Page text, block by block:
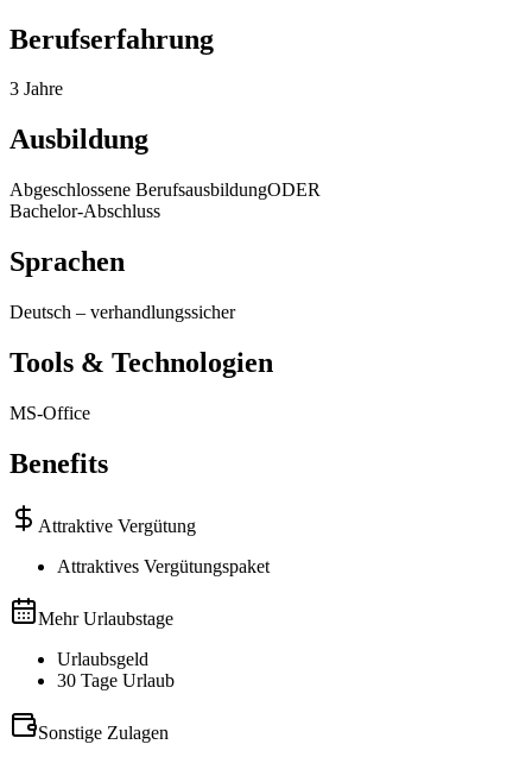
Berufserfahrung
3 Jahre
Ausbildung
Abgeschlossene BerufsausbildungODER
Bachelor-Abschluss
Sprachen
Deutsch – verhandlungssicher
Tools & Technologien
MS-Office
Benefits
Attraktive Vergütung
Attraktives Vergütungspaket
Mehr Urlaubstage
Urlaubsgeld
30 Tage Urlaub
Sonstige Zulagen